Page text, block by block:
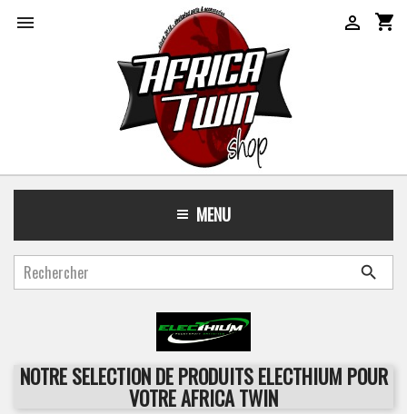
 shopping_cart

MENU

NOTRE SELECTION DE PRODUITS ELECTHIUM POUR
VOTRE AFRICA TWIN